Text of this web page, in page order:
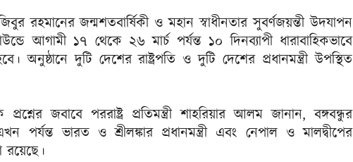
রহমানের জন্মশতবার্ষিকী ও মহান স্বাধীনতার সুবর্ণজয়ন্তী উদযাপন
আগামী ১৭ থেকে ২৬ মার্চ পর্যন্ত ১০ দিনব্যাপী ধারাবাহিকভাবে
অনুষ্ঠানে দুটি দেশের রাষ্ট্রপতি ও দুটি দেশের প্রধানমন্ত্রী উপস্থিত
জবাবে পররাষ্ট্র প্রতিমন্ত্রী শাহরিয়ার আলম জানান, বঙ্গবন্ধুর
পর্যন্ত ভারত ও শ্রীলঙ্কার প্রধানমন্ত্রী এবং নেপাল ও মালদ্বীপের
রয়েছে।